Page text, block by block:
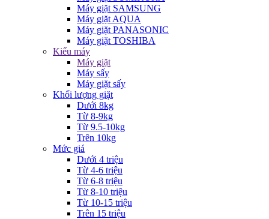
Máy giặt SAMSUNG
Máy giặt AQUA
Máy giặt PANASONIC
Máy giặt TOSHIBA
Kiểu máy
Máy giặt
Máy sấy
Máy giặt sấy
Khối lượng giặt
Dưới 8kg
Từ 8-9kg
Từ 9.5-10kg
Trên 10kg
Mức giá
Dưới 4 triệu
Từ 4-6 triệu
Từ 6-8 triệu
Từ 8-10 triệu
Từ 10-15 triệu
Trên 15 triệu